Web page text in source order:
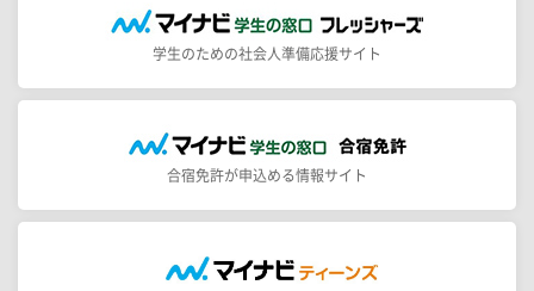
学生のための社会人準備応援サイト
合宿免許が申込める情報サイト